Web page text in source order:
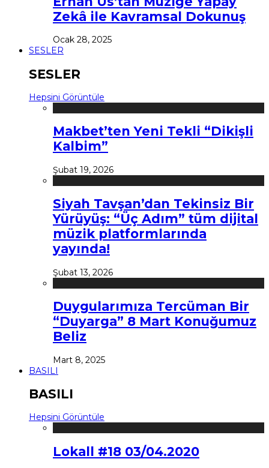
Zekâ ile Kavramsal Dokunuş
Ocak 28, 2025
SESLER
SESLER
Hepsini Görüntüle
Makbet’ten Yeni Tekli “Dikişli
Kalbim”
Şubat 19, 2026
Siyah Tavşan’dan Tekinsiz Bir
Yürüyüş: “Üç Adım” tüm dijital
müzik platformlarında
yayında!
Şubat 13, 2026
Duygularımıza Tercüman Bir
“Duyarga” 8 Mart Konuğumuz
Beliz
Mart 8, 2025
BASILI
BASILI
Hepsini Görüntüle
Lokall #18 03/04.2020